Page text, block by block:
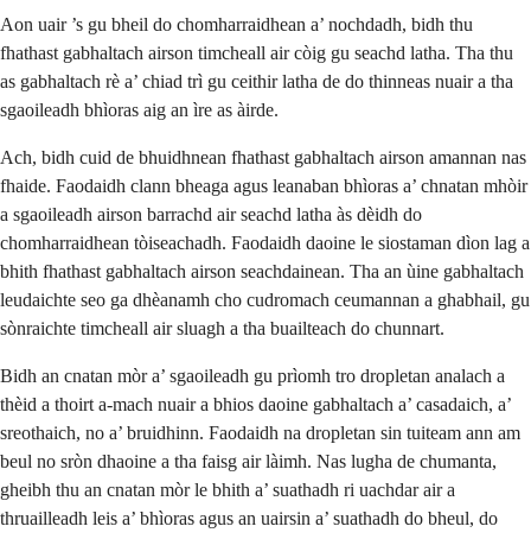
Aon uair ’s gu bheil do chomharraidhean a’ nochdadh, bidh thu
fhathast gabhaltach airson timcheall air còig gu seachd latha. Tha thu
as gabhaltach rè a’ chiad trì gu ceithir latha de do thinneas nuair a tha
sgaoileadh bhìoras aig an ìre as àirde.
Ach, bidh cuid de bhuidhnean fhathast gabhaltach airson amannan nas
fhaide. Faodaidh clann bheaga agus leanaban bhìoras a’ chnatan mhòir
a sgaoileadh airson barrachd air seachd latha às dèidh do
chomharraidhean tòiseachadh. Faodaidh daoine le siostaman dìon lag a
bhith fhathast gabhaltach airson seachdainean. Tha an ùine gabhaltach
leudaichte seo ga dhèanamh cho cudromach ceumannan a ghabhail, gu
sònraichte timcheall air sluagh a tha buailteach do chunnart.
Bidh an cnatan mòr a’ sgaoileadh gu prìomh tro dropletan analach a
thèid a thoirt a-mach nuair a bhios daoine gabhaltach a’ casadaich, a’
sreothaich, no a’ bruidhinn. Faodaidh na dropletan sin tuiteam ann am
beul no sròn dhaoine a tha faisg air làimh. Nas lugha de chumanta,
gheibh thu an cnatan mòr le bhith a’ suathadh ri uachdar air a
thruailleadh leis a’ bhìoras agus an uairsin a’ suathadh do bheul, do